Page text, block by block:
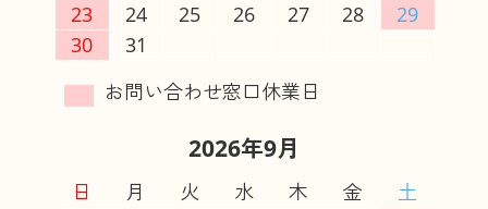
23
24 25 26 27 28
29
30
31
2026年9月
日 月 火 水 木 金
土